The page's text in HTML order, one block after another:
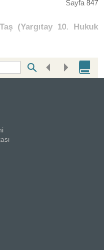
Sayfa 847
(Yargıtay 10. Hukuk
Text